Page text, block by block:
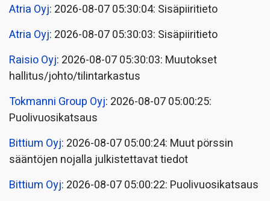
Atria Oyj: 2026-08-07 05:30:04: Sisäpiiritieto
Atria Oyj: 2026-08-07 05:30:03: Sisäpiiritieto
Raisio Oyj: 2026-08-07 05:30:03: Muutokset
hallitus/johto/tilintarkastus
Tokmanni Group Oyj: 2026-08-07 05:00:25:
Puolivuosikatsaus
Bittium Oyj: 2026-08-07 05:00:24: Muut pörssin
sääntöjen nojalla julkistettavat tiedot
Bittium Oyj: 2026-08-07 05:00:22: Puolivuosikatsaus